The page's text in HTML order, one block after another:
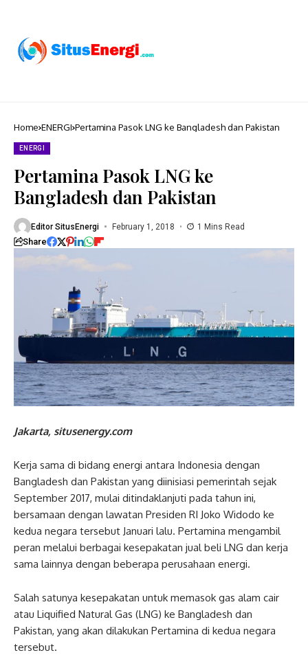
Home ENERGI Pertamina Pasok LNG ke Bangladesh dan Pakistan
ENERGI
Pertamina Pasok LNG ke
Bangladesh dan Pakistan
Editor SitusEnergi February 1, 2018 1 Mins Read
Share
Jakarta, situsenergy.com
Kerja sama di bidang energi antara Indonesia dengan
Bangladesh dan Pakistan yang diinisiasi pemerintah sejak
September 2017, mulai ditindaklanjuti pada tahun ini,
bersamaan dengan lawatan Presiden RI Joko Widodo ke
kedua negara tersebut Januari lalu. Pertamina mengambil
peran melalui berbagai kesepakatan jual beli LNG dan kerja
sama lainnya dengan beberapa perusahaan energi.
Salah satunya kesepakatan untuk memasok gas alam cair
atau Liquified Natural Gas (LNG) ke Bangladesh dan
Pakistan, yang akan dilakukan Pertamina di kedua negara
tersebut.